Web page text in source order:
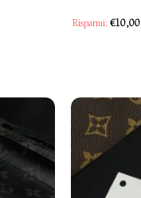
Risparmi: €10,00